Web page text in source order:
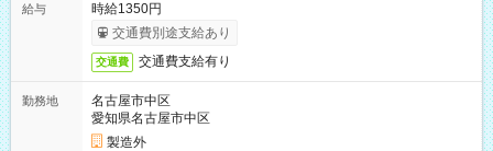
給与
時給1350円
交通費別途支給あり
交通費 交通費支給有り
勤務地
名古屋市中区
愛知県名古屋市中区
製造外